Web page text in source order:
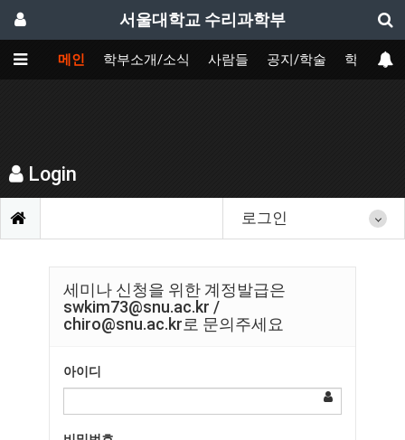
서울대학교 수리과학부
메인 학부소개/소식 사람들 공지/학술 학사
Login
로그인
세미나 신청을 위한 계정발급은
swkim73@snu.ac.kr /
chiro@snu.ac.kr로 문의주세요
아이디